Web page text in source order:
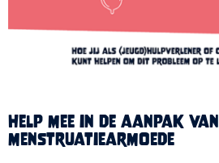
Help mee in de aanpak van
menstruatiearmoede